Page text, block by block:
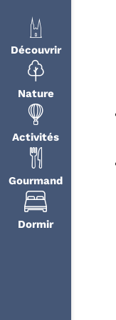
Découvrir
Nature
Activités
Gourmand
Dormir